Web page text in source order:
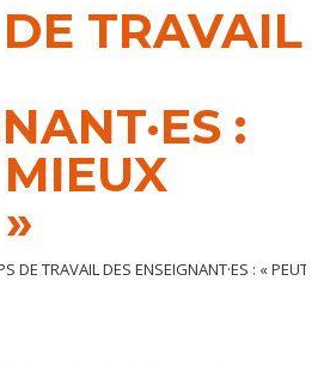
TRAVAIL
:
DE TRAVAIL DES ENSEIGNANT·ES : « PEUT